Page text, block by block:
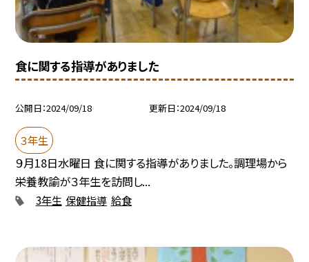
食に関する指導がありました
公開日 2024/09/18 更新日 2024/09/18
３年生
９月18日水曜日 食に関する指導がありました。調理場から
栄養教諭が３年生を訪問し...
3年生 保健指導 給食